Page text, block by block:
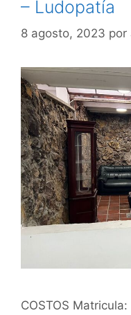
– Ludopatía
8 agosto, 2023 por
COSTOS